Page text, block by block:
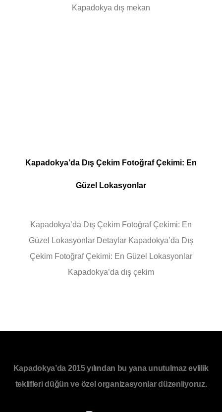
Kapadokya dış mekan
Kapadokya’da Dış Çekim Fotoğraf Çekimi: En
Güzel Lokasyonlar
Kapadokya’da Dış Çekim Fotoğraf Çekimi: En
Güzel Lokasyonlar Detaylar Kapadokya’da Dış
Çekim Fotoğraf Çekimi: En Güzel Lokasyonlar
Kapadokya’da dış çekim
Kapadokya’da 2015 yılından bu yana unutulmaz evlilik
teklifleri düğün ve özel organizasyonlar düzenliyoruz.